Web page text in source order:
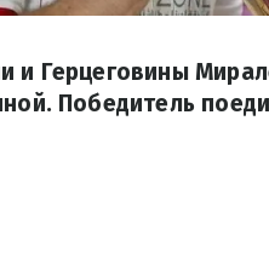
и Герцеговины
Победитель